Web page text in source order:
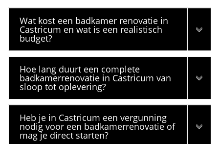
Wat kost een badkamer renovatie in
Castricum en wat is een realistisch
budget?
Hoe lang duurt een complete
badkamerrenovatie in Castricum van
sloop tot oplevering?
Heb je in Castricum een vergunning
nodig voor een badkamerrenovatie of
mag je direct starten?